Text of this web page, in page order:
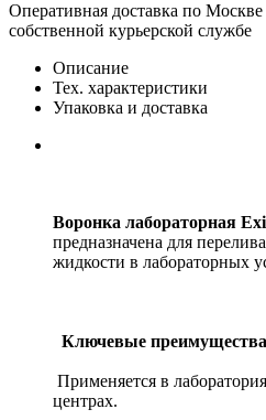
Оперативная доставка по
собственной курьерской службе
Описание
Тех. характеристики
Упаковка и доставка
Воронка лабораторная
предназначена для
жидкости в лабораторных
Ключевые
Применяется в
центрах.